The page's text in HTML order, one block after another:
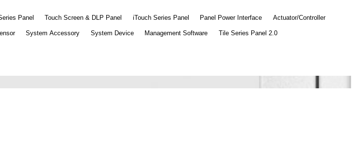
Panel Touch Screen & DLP Panel iTouch Series Panel Panel Power Interface Actuator/Controller
System Accessory System Device Management Software Tile Series Panel 2.0